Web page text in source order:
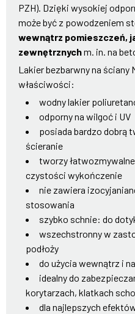
PZH). Dzięki wysokiej
może być z powodzeniem
wewnątrz pomieszczeń,
zewnętrznychm. in. na
Lakier bezbarwny na ściany
właściwości:
wodny lakier
odporny na wilgoć i UV
posiada bardzo dobrą
ścieranie
tworzy
czystości wykończenie
nie zawiera
stosowania
szybko schnie: do
wszechstronny w
podłoży
do użycia wewnątrz i
idealny do
korytarzach, klatkach
dla najlepszych